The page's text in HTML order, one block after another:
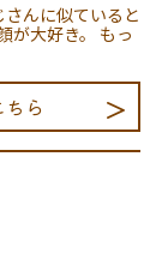
んに似ていると
が大好き。 もっ
ら